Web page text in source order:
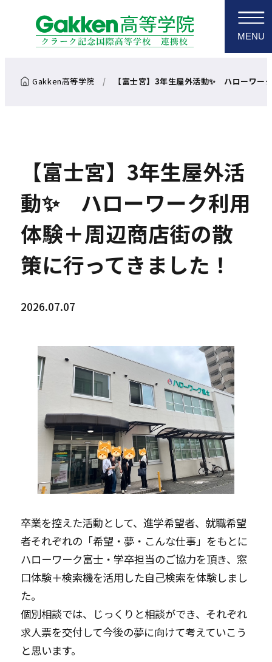
MENU
【富士宮】3年生屋外活動✨ ハローワー
【富士宮】3年生屋外活
動✨ ハローワーク利用
体験＋周辺商店街の散
策に行ってきました！
2026.07.07
卒業を控えた活動として、進学希望者、就職希望
者それぞれの「希望・夢・こんな仕事」をもとに
ハローワーク富士・学卒担当のご協力を頂き、窓
口体験＋検索機を活用した自己検索を体験しまし
た。
個別相談では、じっくりと相談ができ、それぞれ
求人票を交付して今後の夢に向けて考えていこう
と思います。